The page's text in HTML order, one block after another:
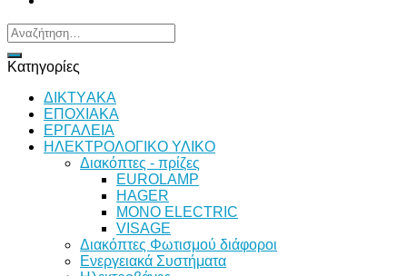
Αναζήτηση
για:
Κατηγορίες
ΔΙKTΥAKA
ΕΠΟΧΙΑΚΑ
ΕΡΓΑΛΕΙΑ
ΗΛΕΚΤΡΟΛΟΓΙΚΟ ΥΛΙΚΟ
Διακόπτες - πρίζες
EUROLAMP
HAGER
MONO ELECTRIC
VISAGE
Διακόπτες Φωτισμού διάφοροι
Ενεργειακά Συστήματα